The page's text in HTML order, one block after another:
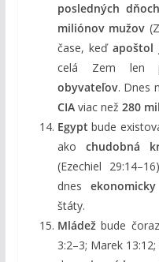
posledných dňoch
miliónov mužov
čase, keďapoštol
celá Zem len
obyvateľov. Dnes
CIAviac než 280
Egypt bude
akochudobná
(Ezechiel
dnes
štáty.
Mládežbude čoraz
3:2–3; Marek